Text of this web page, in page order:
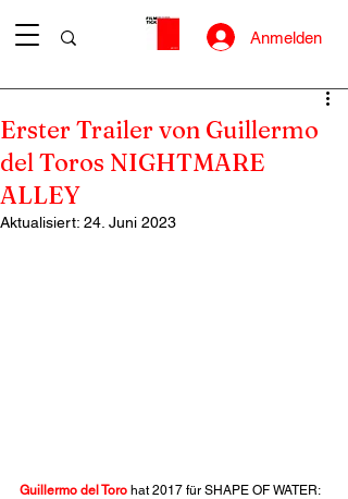
Anmelden
Erster Trailer von Guillermo
del Toros NIGHTMARE
ALLEY
Aktualisiert: 24. Juni 2023
Guillermo del Toro hat 2017 für SHAPE OF WATER: